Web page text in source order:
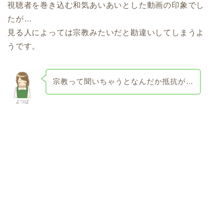
視聴者を巻き込む和気あいあいとした動画の印象でし
たが…
見る人によっては宗教みたいだと勘違いしてしまうよ
うです。
よつば
宗教って聞いちゃうとなんだか抵抗が…